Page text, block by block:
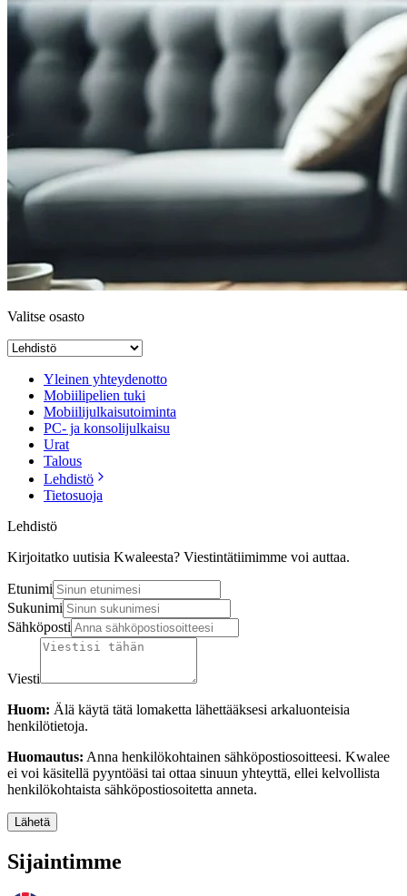
Valitse osasto
Yleinen yhteydenotto
Mobiilipelien tuki
Mobiilijulkaisutoiminta
PC- ja konsolijulkaisu
Urat
Talous
Lehdistö
Tietosuoja
Lehdistö
Kirjoitatko uutisia Kwaleesta? Viestintätiimimme voi auttaa.
Etunimi
Sukunimi
Sähköposti
Viesti
Huom: Älä käytä tätä lomaketta lähettääksesi arkaluonteisia
henkilötietoja.
Huomautus: Anna henkilökohtainen sähköpostiosoitteesi. Kwalee
ei voi käsitellä pyyntöäsi tai ottaa sinuun yhteyttä, ellei kelvollista
henkilökohtaista sähköpostiosoitetta anneta.
Lähetä
Sijaintimme